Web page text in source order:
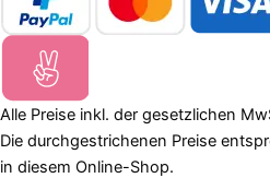
Alle Preise inkl. der gesetzlichen
Die durchgestrichenen Preise
in diesem Online-Shop.